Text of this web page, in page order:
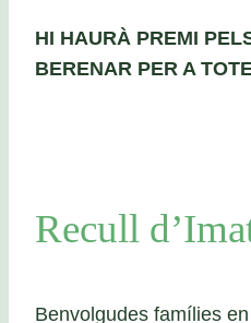
HI HAURÀ PREMI
BERENAR PER A
Recull
Benvolgudes famílies